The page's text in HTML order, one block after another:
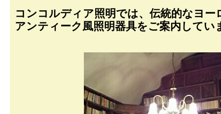
コンコルディア照明では、伝統的なヨー
アンティーク風照明器具をご案内してい